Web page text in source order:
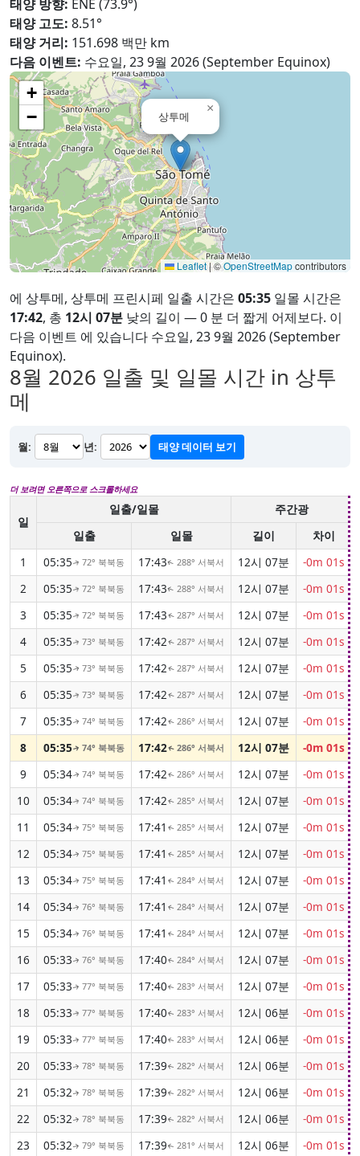
태양 방향: ENE (73.9°)
태양 고도: 8.51°
태양 거리: 151.698 백만 km
다음 이벤트: 수요일, 23 9월 2026 (September Equinox)
상투메
×
+
−
Leaflet|©OpenStreetMapcontributors
에 상투메, 상투메 프린시페 일출 시간은 05:35 일몰 시간은
17:42, 총 12시 07분 낮의 길이 — 0 분 더 짧게 어제보다. 이
다음 이벤트 에 있습니다 수요일, 23 9월 2026 (September
Equinox).
8월 2026 일출 및 일몰 시간 in 상투
메
월: 년: 태양 데이터 보기
더 보려면 오른쪽으로 스크롤하세요
일
일출/일몰 주간광
일출
일몰 길이
차이
1
05:35↑72° 북북동 17:43↑ 288° 서북서 12시 07분 -0m 01s
2
05:35↑72° 북북동 17:43↑ 288° 서북서 12시 07분 -0m 01s
3
05:35↑72° 북북동 17:43↑ 287° 서북서 12시 07분 -0m 01s
4
05:35↑73° 북북동 17:42↑ 287° 서북서 12시 07분 -0m 01s
5
05:35↑73° 북북동 17:42↑ 287° 서북서 12시 07분 -0m 01s
6
05:35↑73° 북북동 17:42↑ 287° 서북서 12시 07분 -0m 01s
7
05:35↑ 74° 북북동 17:42↑ 286° 서북서 12시 07분 -0m 01s
8
05:35↑ 74° 북북동 17:42↑ 286° 서북서 12시 07분 -0m 01s
9
05:34↑ 74° 북북동 17:42↑ 286° 서북서 12시 07분 -0m 01s
10
05:34↑ 74° 북북동 17:42↑ 285° 서북서 12시 07분 -0m 01s
11
05:34↑ 75° 북북동 17:41 ↑ 285° 서북서 12시 07분 -0m 01s
12
05:34↑ 75° 북북동 17:41 ↑ 285° 서북서 12시 07분 -0m 01s
13
05:34↑ 75° 북북동 17:41 ↑ 284° 서북서 12시 07분 -0m 01s
14
05:34↑ 76° 북북동 17:41 ↑ 284° 서북서 12시 07분 -0m 01s
15
05:34↑ 76° 북북동 17:41 ↑ 284° 서북서 12시 07분 -0m 01s
16
05:33↑ 76° 북북동 17:40↑ 284° 서북서 12시 07분 -0m 01s
17
05:33↑ 77° 북북동 17:40↑ 283° 서북서 12시 07분 -0m 01s
18
05:33↑ 77° 북북동 17:40↑ 283° 서북서 12시 06분 -0m 01s
19
05:33↑ 77° 북북동 17:40↑ 283° 서북서 12시 06분 -0m 01s
20
05:33↑ 78° 북북동 17:39↑ 282° 서북서 12시 06분 -0m 01s
21
05:32↑ 78° 북북동 17:39↑ 282° 서북서 12시 06분 -0m 01s
22
05:32↑ 78° 북북동 17:39↑ 282° 서북서 12시 06분 -0m 01s
23
05:32↑ 79° 북북동 17:39↑ 281° 서북서 12시 06분 -0m 01s